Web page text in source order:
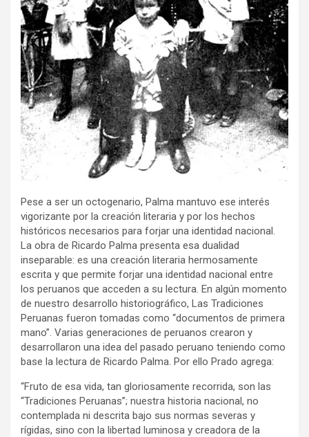
Pese a ser un octogenario, Palma mantuvo ese interés
vigorizante por la creación literaria y por los hechos
históricos necesarios para forjar una identidad nacional.
La obra de Ricardo Palma presenta esa dualidad
inseparable: es una creación literaria hermosamente
escrita y que permite forjar una identidad nacional entre
los peruanos que acceden a su lectura. En algún momento
de nuestro desarrollo historiográfico, Las Tradiciones
Peruanas fueron tomadas como “documentos de primera
mano”. Varias generaciones de peruanos crearon y
desarrollaron una idea del pasado peruano teniendo como
base la lectura de Ricardo Palma. Por ello Prado agrega:
“Fruto de esa vida, tan gloriosamente recorrida, son las
“Tradiciones Peruanas”; nuestra historia nacional, no
contemplada ni descrita bajo sus normas severas y
rígidas, sino con la libertad luminosa y creadora de la